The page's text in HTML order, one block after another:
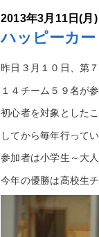
2013年3月11日(月)
ハッピーカ
昨日３月１０日、第
１４チーム５９名が
初心者を対象とした
してから毎年行ってい
参加者は小学生～大
今年の優勝は高校生